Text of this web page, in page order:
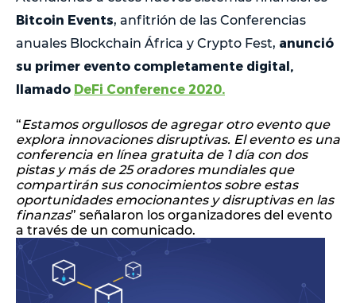
Bitcoin Events, anfitrión de las Conferencias
anuales Blockchain África y Crypto Fest, anunció
su primer evento completamente digital,
llamado DeFi Conference 2020.
“Estamos orgullosos de agregar otro evento que
explora innovaciones disruptivas. El evento es una
conferencia en línea gratuita de 1 día con dos
pistas y más de 25 oradores mundiales que
compartirán sus conocimientos sobre estas
oportunidades emocionantes y disruptivas en las
finanzas” señalaron los organizadores del evento
a través de un comunicado.